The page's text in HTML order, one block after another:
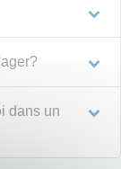
dans un